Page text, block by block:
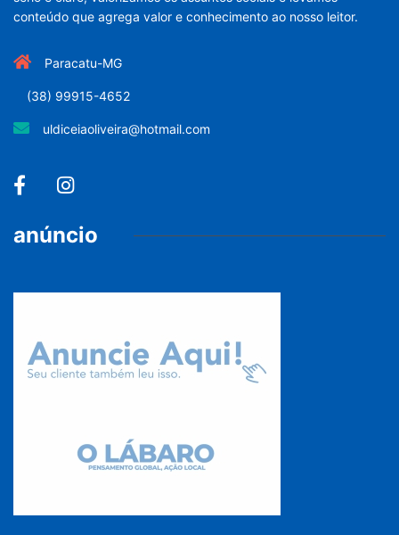
conteúdo que agrega valor e conhecimento ao nosso leitor.
Paracatu-MG
(38) 99915-4652
uldiceiaoliveira@hotmail.com
anúncio